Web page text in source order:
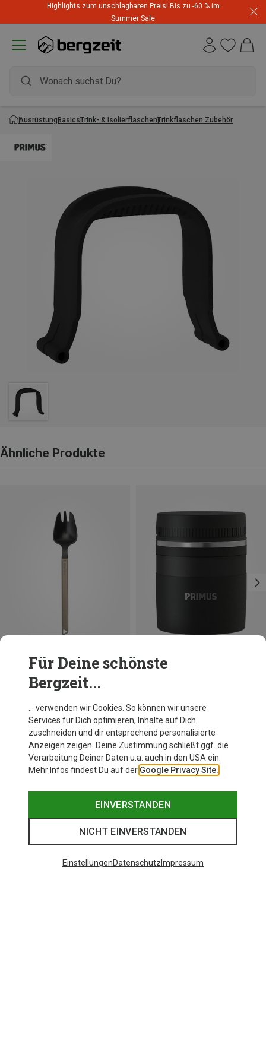
Highlights zum unschlagbaren Preis! Bis zu -60 % im
Summer Sale
AusrüstungBasicsTrink- & IsolierflaschenTrinkflaschen Zubehör
Ähnliche Produkte
Du sparst 16% Du sparst 19%
Andere Kunden kauften auch
Für Deine schönste
Bergzeit...
… verwenden wir Cookies. So können wir unsere
Services für Dich optimieren, Inhalte auf Dich
zuschneiden und dir entsprechend personalisierte
Anzeigen zeigen. Deine Zustimmung schließt ggf. die
Verarbeitung Deiner Daten u.a. auch in den USA ein.
Mehr Infos findest Du auf der Google Privacy Site.
EINVERSTANDEN
NICHT EINVERSTANDEN
EinstellungenDatenschutz Impressum